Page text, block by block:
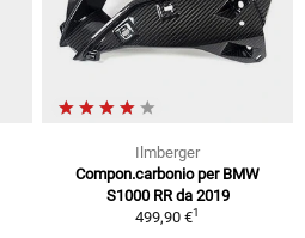
Ilmberger
Compon.carbonio per BMW
S1000 RR da 2019
499,90 €1